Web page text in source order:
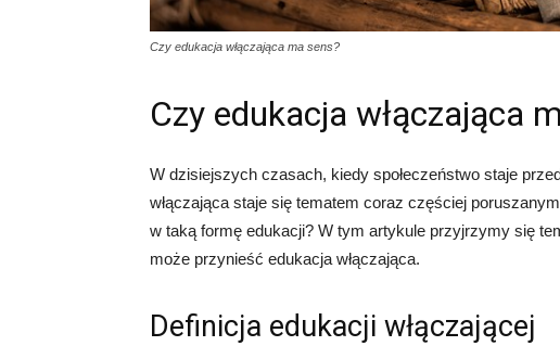
Czy edukacja włączająca ma sens?
Czy edukacja włączająca
W dzisiejszych czasach, kiedy społeczeństwo staje
włączająca staje się tematem coraz częściej
w taką formę edukacji? W tym artykule przyjrzymy się
może przynieść edukacja włączająca.
Definicja edukacji włączającej